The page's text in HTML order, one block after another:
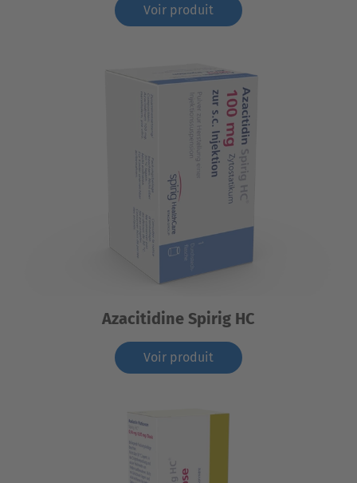
Voir produit
Azacitidine Spirig HC
Voir produit